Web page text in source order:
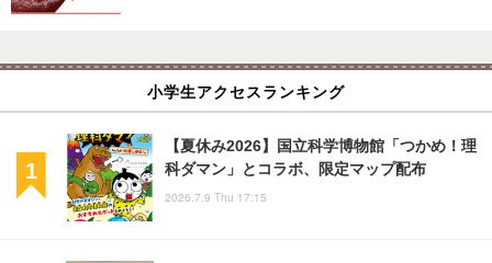
小学生アクセスランキング
【夏休み2026】国立科学博物館「つかめ！理
科ダマン」とコラボ、限定マップ配布
2026.7.9 Thu 17:15